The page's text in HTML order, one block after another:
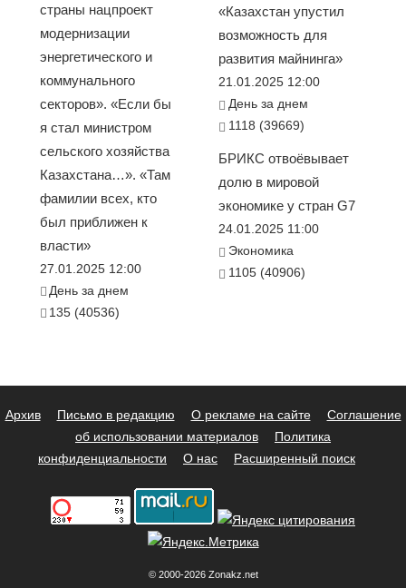
страны нацпроект
модернизации
энергетического и
коммунального
секторов». «Если бы
я стал министром
сельского хозяйства
Казахстана…». «Там
фамилии всех, кто
был приближен к
власти»
27.01.2025 12:00
День за днем
135 (40536)
«Казахстан упустил
возможность для
развития майнинга»
21.01.2025 12:00
День за днем
1118 (39669)
БРИКС отвоёвывает
долю в мировой
экономике у стран G7
24.01.2025 11:00
Экономика
1105 (40906)
Архив Письмо в редакцию О рекламе на сайте
Соглашение
об использовании материалов
Политика
конфиденциальности
О нас Расширенный поиск
© 2000-2026 Zonakz.net